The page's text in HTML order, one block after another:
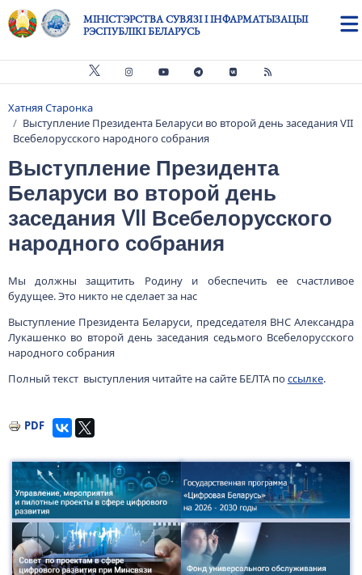
Skip to main content
МІНІСТЭРСТВА СУВЯЗІ І ІНФАРМАТЫЗАЦЫІ
РЭСПУБЛІКІ БЕЛАРУСЬ
Breadcrumb
Хатняя Старонка
Выступление Президента Беларуси во второй день заседания VII
Всебелорусского народного собрания
Выступление Президента
Беларуси во второй день
заседания VII Всебелорусского
народного собрания
Мы должны защитить Родину и обеспечить ее счастливое
будущее. Это никто не сделает за нас
Выступление Президента Беларуси, председателя ВНС Александра
Лукашенко во второй день заседания седьмого Всебелорусского
народного собрания
Полный текст выступления читайте на сайте БЕЛТА поссылке.
PDF